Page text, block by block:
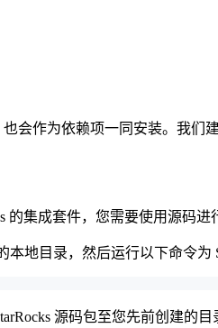
也会作为依赖项一同安装。我们
的集成套件，您需要使用源码进
地目录，然后运行以下命令为
源码包至您先前创建的目